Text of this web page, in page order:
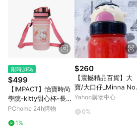
實際回饋請依LINE購物通知為主。 6. 訂單
ETMall站內之折扣優惠(包含但不限於東森幣
券等)，不具點數回饋資格。詳細請依東森購
顯示為準。 7. LINE購物設有「單一商品最高
殊活動時開放「回饋無上限」)，以同一訂單
計算，並依訂單成立時間當下LINE購物所設
8. LINE購物為購物資訊整合性平台，商品資
如顯示之商品規格、顏色、價位、贈品與東森
頁不符，以銷售網頁標示為準。 9. 若有贈點
日期+180天以內至LINE購物客服洽詢；若
行申訴，恕無法贈點回饋。 10. 部分點數紅
用，或不適用於無回饋商品。各點數紅包之適
請依點數紅包頁面規則為準。
限時加碼
$499
【IMPACT】怡寶時尚
學院-kitty甜心杯-長背
帶(350ml)-粉紅 IMKT
PChome 24h購物
1%
$260
【震撼精品百貨】大
寶/大口仔_Minna No
abo~日本SANRIO三麗
450
Yahoo購物中心
0%